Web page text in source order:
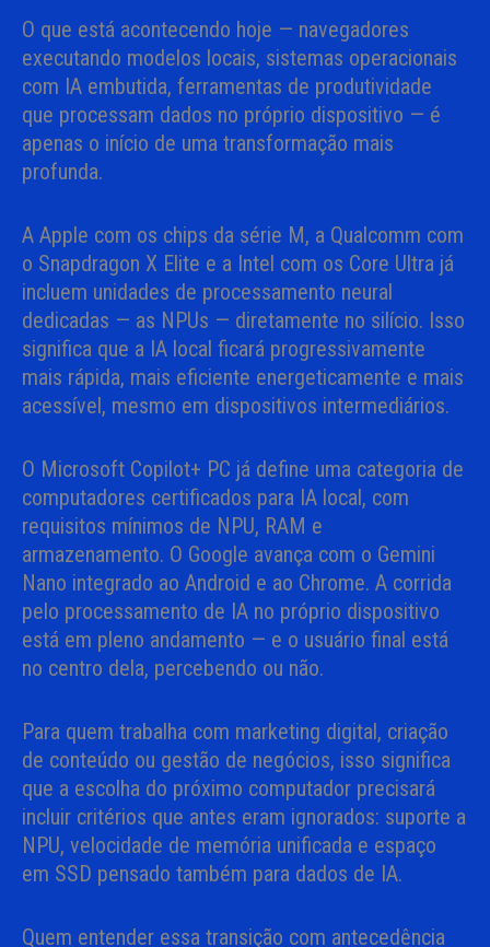
O que está acontecendo hoje — navegadores
executando modelos locais, sistemas operacionais
com IA embutida, ferramentas de produtividade
que processam dados no próprio dispositivo — é
apenas o início de uma transformação mais
profunda.
A Apple com os chips da série M, a Qualcomm com
o Snapdragon X Elite e a Intel com os Core Ultra já
incluem unidades de processamento neural
dedicadas — as NPUs — diretamente no silício. Isso
significa que a IA local ficará progressivamente
mais rápida, mais eficiente energeticamente e mais
acessível, mesmo em dispositivos intermediários.
O Microsoft Copilot+ PC já define uma categoria de
computadores certificados para IA local, com
requisitos mínimos de NPU, RAM e
armazenamento. O Google avança com o Gemini
Nano integrado ao Android e ao Chrome. A corrida
pelo processamento de IA no próprio dispositivo
está em pleno andamento — e o usuário final está
no centro dela, percebendo ou não.
Para quem trabalha com marketing digital, criação
de conteúdo ou gestão de negócios, isso significa
que a escolha do próximo computador precisará
incluir critérios que antes eram ignorados: suporte a
NPU, velocidade de memória unificada e espaço
em SSD pensado também para dados de IA.
Quem entender essa transição com antecedência